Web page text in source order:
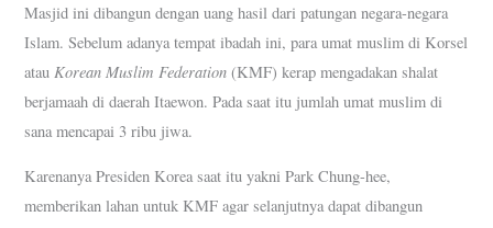
Masjid ini dibangun dengan uang hasil dari patungan negara-negara
Islam. Sebelum adanya tempat ibadah ini, para umat muslim di Korsel
atau Korean Muslim Federation(KMF) kerap mengadakan shalat
berjamaah di daerah Itaewon. Pada saat itu jumlah umat muslim di
sana mencapai 3 ribu jiwa.
Karenanya Presiden Korea saat itu yakni Park Chung-hee,
memberikan lahan untuk KMF agar selanjutnya dapat dibangun